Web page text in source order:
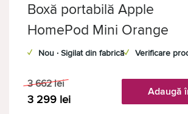
Boxă portabilă Apple
HomePod Mini Orange
✓ Nou · Sigilat din fabrică✓ Verificare
3 662 lei
3 299 lei
Adaugă